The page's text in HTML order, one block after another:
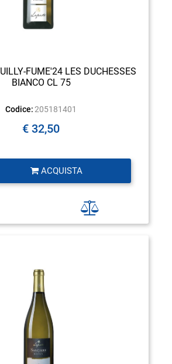
FUME'24 LES DUCHESSES
BIANCO CL 75
Codice: 205181401
€ 32,50
ACQUISTA